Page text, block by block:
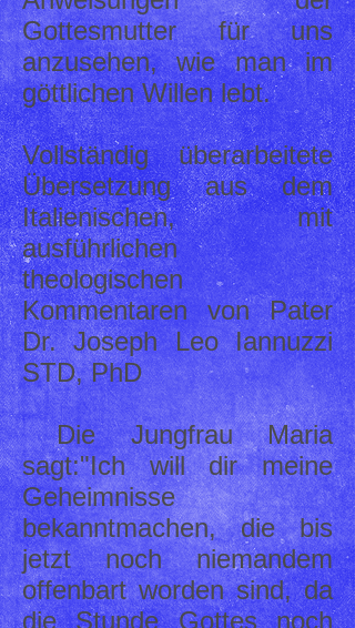
Gottesmutter für uns
anzusehen, wie man im
göttlichen Willen lebt.
Vollständig überarbeitete
Übersetzung aus dem
Italienischen, mit
ausführlichen
theologischen
Kommentaren von Pater
Dr. Joseph Leo Iannuzzi
STD, PhD
Die Jungfrau Maria
sagt:"Ich will dir meine
Geheimnisse
bekanntmachen, die bis
jetzt noch niemandem
offenbart worden sind, da
die Stunde Gottes noch